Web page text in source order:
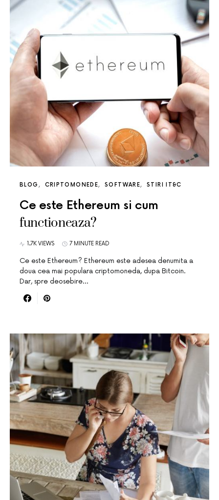
BLOG CRIPTOMONEDE SOFTWARE STIRI IT&C
Ce este Ethereum si cum
functioneaza?
1.7K VIEWS 7 MINUTE READ
Ce este Ethereum? Ethereum este adesea denumita a
doua cea mai populara criptomoneda, dupa Bitcoin.
Dar, spre deosebire…